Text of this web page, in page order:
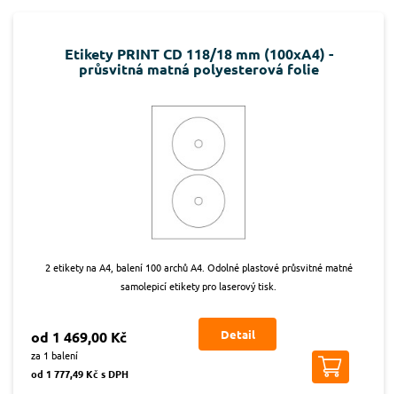
Etikety PRINT CD 118/18 mm (100xA4) -
průsvitná matná polyesterová folie
2 etikety na A4, balení 100 archů A4. Odolné plastové průsvitné matné
samolepicí etikety pro laserový tisk.
od 1 469,00 Kč
za 1 balení
od 1 777,49 Kč s DPH
Detail